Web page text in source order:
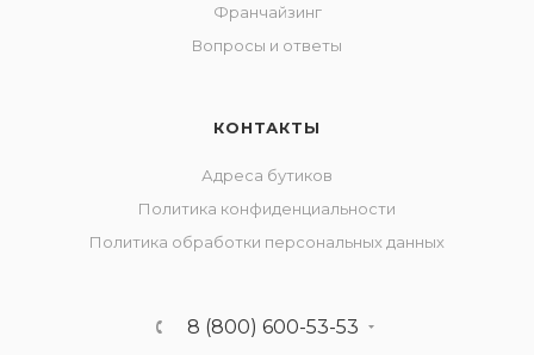
Франчайзинг
Вопросы и ответы
КОНТАКТЫ
Адреса бутиков
Политика конфиденциальности
Политика обработки персональных данных
8 (800) 600-53-53